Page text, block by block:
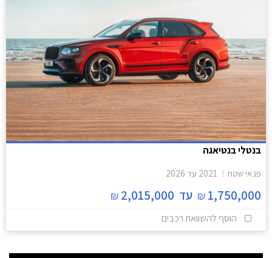
בנטלי בנטיאגה
פנאי שטח 2021 עד 2026
1,750,000
₪ עד 2,015,000
₪
הוסף להשוואת רכבים